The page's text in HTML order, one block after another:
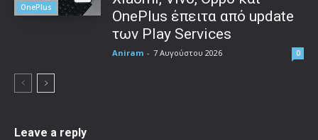
OnePlus
OnePlus έπειτα από update
των Play Services
Aniram - 7 Αυγούστου 2026 0
Leave a reply